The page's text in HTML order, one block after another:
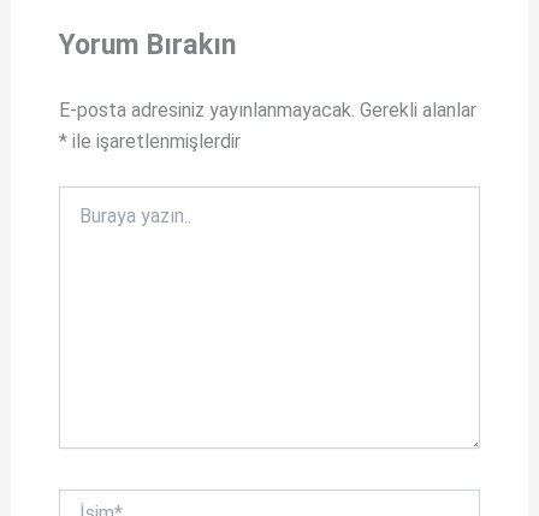
Yorum Bırakın
E-posta adresiniz yayınlanmayacak. Gerekli alanlar
*ile işaretlenmişlerdir
yazın..
İsim*